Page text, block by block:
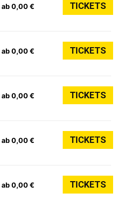
ab 0,00 € TICKETS
ab 0,00 € TICKETS
ab 0,00 € TICKETS
ab 0,00 € TICKETS
ab 0,00 € TICKETS